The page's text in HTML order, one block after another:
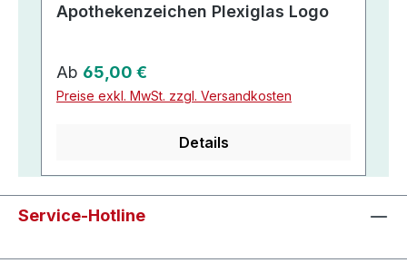
Apothekenzeichen Plexiglas Logo
Regulärer Preis:
Ab 65,00 €
Preise exkl. MwSt. zzgl. Versandkosten
Details
Service-Hotline